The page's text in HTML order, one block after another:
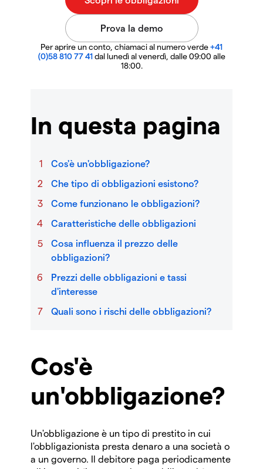
Per aprire un conto, chiamaci al numero verde+41
(0)58 810 77 41dal lunedì al venerdì, dalle 09:00 alle
18:00.
In questa pagina
Cos'è un'obbligazione?
Che tipo di obbligazioni esistono?
Come funzionano le obbligazioni?
Caratteristiche delle obbligazioni
Cosa influenza il prezzo delle
obbligazioni?
Prezzi delle obbligazioni e tassi
d'interesse
Quali sono i rischi delle obbligazioni?
Cos'è
un'obbligazione?
Un'obbligazione è un tipo di prestito in cui
l'obbligazionista presta denaro a una società o
a un governo. Il debitore paga periodicamente